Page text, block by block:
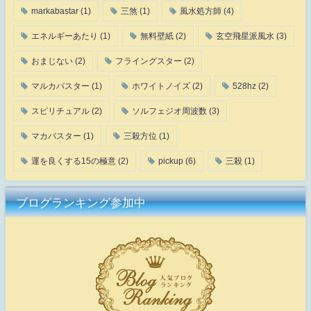
markabastar (1) 三煞 (1) 風水処方師 (4)
エネルギーあたり (1) 無料壁紙 (2) 玄空飛星派風水 (3)
おまじない (2) フライングスター (2)
マルカバスター (1) ホワイトノイズ (2) 528hz (2)
スピリチュアル (2) ソルフェジオ周波数 (3)
マカバスター (1) 三殺方位 (1)
運を良くする15の極意 (2) pickup (6) 三殺 (1)
ブログランキング参加中